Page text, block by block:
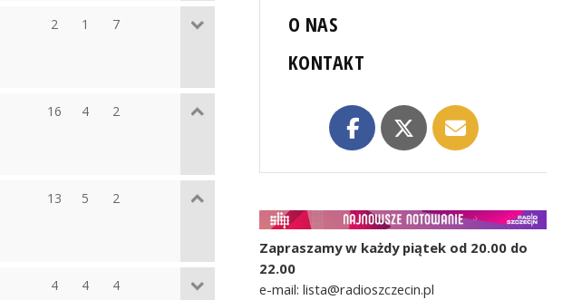
2 1 7
16 4 2
13 5 2
4 4 4
O NAS
KONTAKT
Zapraszamy w każdy piątek od 20.00 do
22.00
e-mail: lista@radioszczecin.pl